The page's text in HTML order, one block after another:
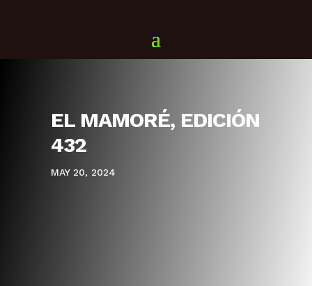
EL MAMORÉ, EDICIÓN
432
MAY 20, 2024